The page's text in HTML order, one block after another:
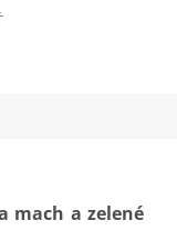
mach a zelené